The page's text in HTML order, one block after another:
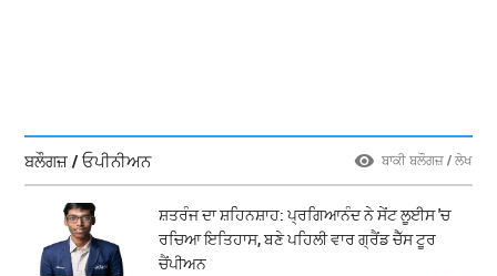
ਬਲੌਗਜ਼ / ਓਪੀਨੀਅਨ ਬਾਕੀ ਬਲੌਗਜ਼ / ਲੇਖ
ਸ਼ਤਰੰਜ ਦਾ ਸ਼ਹਿਨਸ਼ਾਹ: ਪ੍ਰਗਿਆਨੰਦ ਨੇ ਸੇਂਟ ਲੂਈਸ 'ਚ
ਰਚਿਆ ਇਤਿਹਾਸ, ਬਣੇ ਪਹਿਲੀ ਵਾਰ ਗ੍ਰੈਂਡ ਚੈੱਸ ਟੂਰ
ਚੈਂਪੀਅਨ